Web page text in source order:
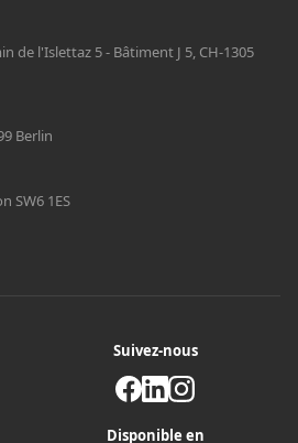
de l'Islettaz 5 - Bâtiment J 5, CH-1305
Berlin
SW6 1ES
Suivez-nous
Disponible en